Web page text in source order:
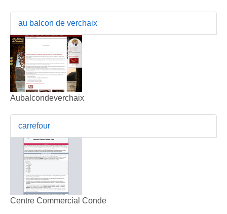
au balcon de verchaix
Aubalcondeverchaix
carrefour
Centre Commercial Conde